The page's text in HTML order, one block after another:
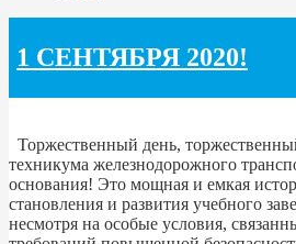
1 СЕНТЯБРЯ 2020!
Торжественный день,
техникума железнодорожного
основания! Это мощная и емкая
становления и развития учебного
несмотря на особые условия,